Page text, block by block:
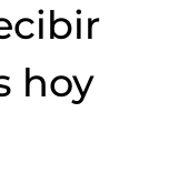
hoy